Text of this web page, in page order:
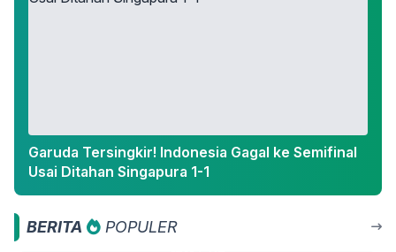
Garuda Tersingkir! Indonesia Gagal ke Semifinal
Usai Ditahan Singapura 1-1
BERITA POPULER